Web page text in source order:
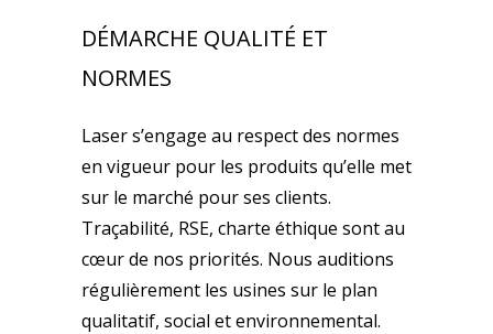
DÉMARCHE QUALITÉ ET
NORMES
Laser s’engage au respect des normes
en vigueur pour les produits qu’elle met
sur le marché pour ses clients.
Traçabilité, RSE, charte éthique sont au
cœur de nos priorités. Nous auditions
régulièrement les usines sur le plan
qualitatif, social et environnemental.